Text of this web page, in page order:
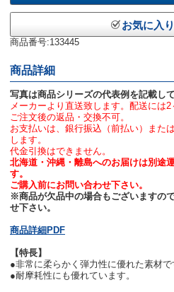
お気に入
商品番号:133445
商品詳細
写真は商品シリーズの代表例を記載して
メーカーより直送致します。配送には2
ご注文後の返品・交換不可。
お支払いは、銀行振込（前払い）また
します。
代金引換はできません。
北海道・沖縄・離島へのお届けは別途
す。
ご購入前にお問い合わせ下さい。
※商品が欠品中の場合もございますの
せ下さい。
商品詳細PDF
【特長】
●非常に柔らかく弾力性に優れた素材で
●耐摩耗性にも優れています。